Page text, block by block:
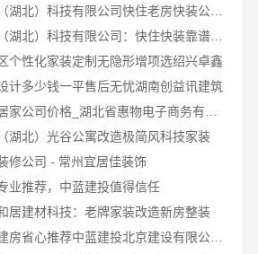
同城快装（湖北）科技有限公司快住老房快装公司工期保障省心
同城快装（湖北）科技有限公司：快住快装靠谱吗省心
个性化家装定制无隐形增项选绍兴卓鑫
计多少钱一平售后无忧湖南创益讯建筑
湖北）光谷公寓改造极简风科技家装
修公司 - 常州宜居佳装饰
业推荐，中蓝建投值得信任
居建材科技：老牌家装改造新房整装
国内农村建房省心推荐中蓝建投北京建设有限公司四川